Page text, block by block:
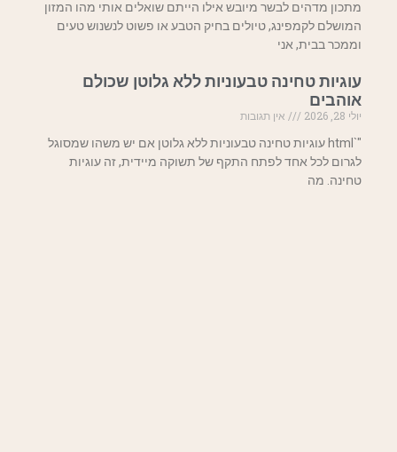
מתכון מדהים לבשר מיובש אילו הייתם שואלים אותי מהו המזון
המושלם לקמפינג, טיולים בחיק הטבע או פשוט לנשנוש טעים
וממכר בבית, אני
עוגיות טחינה טבעוניות ללא גלוטן שכולם
אוהבים
יולי 28, 2026
אין תגובות
"`html עוגיות טחינה טבעוניות ללא גלוטן אם יש משהו שמסוגל
לגרום לכל אחד לפתח התקף של תשוקה מיידית, זה עוגיות
טחינה. מה